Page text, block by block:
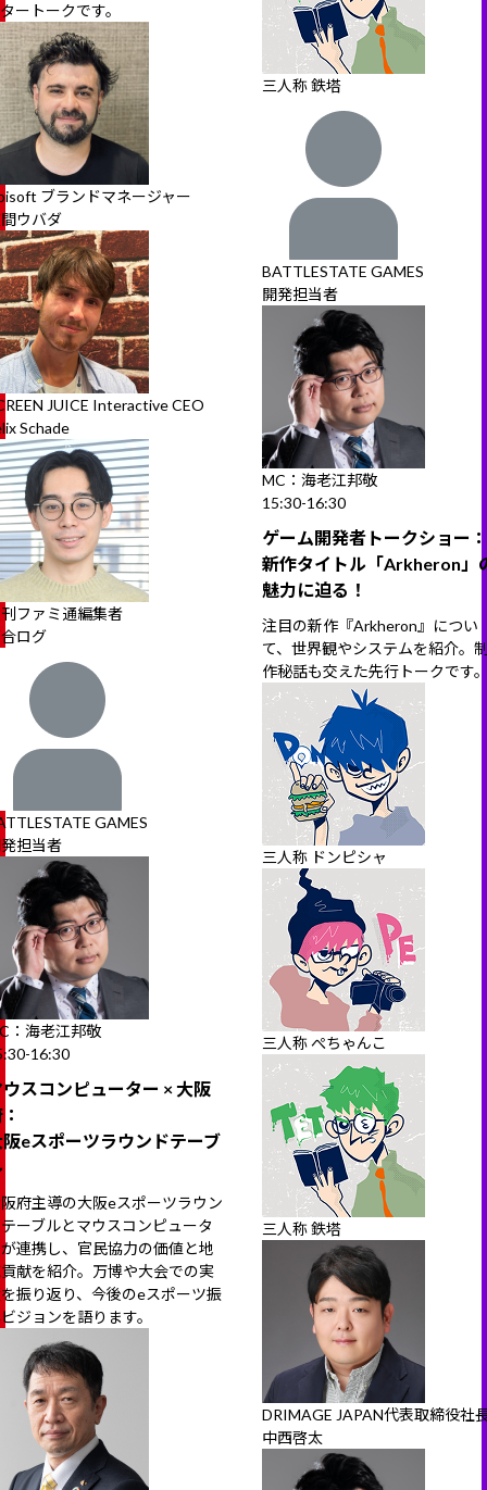
ートークです。
ブランドマネージャー
ウバダ
JUICE Interactive CEO
Schade
ファミ通編集者
ログ
GAMES
担当者
：海老江邦敬
16:30
スコンピューター × 大阪
eスポーツラウンドテーブ
府主導の大阪eスポーツラウン
ーブルとマウスコンピュータ
連携し、官民協力の価値と地
献を紹介。万博や大会での実
振り返り、今後のeスポーツ振
ジョンを語ります。
三人称 鉄塔
BATTLESTATE GAMES
開発担当者
MC：海老江邦敬
15:30-16:30
ゲーム開発者トークショー：
新作タイトル「Arkheron」
魅力に迫る！
注目の新作『Arkheron』につい
て、世界観やシステムを紹介。
作秘話も交えた先行トークです
三人称 ドンピシャ
三人称 ぺちゃんこ
三人称 鉄塔
DRIMAGE JAPAN代表取締役社
中西啓太